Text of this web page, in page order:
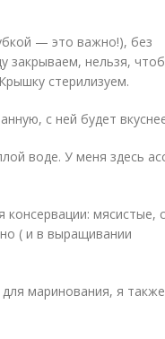
— это важно!), без
закрываем, нельзя,
стерилизуем.
с ней будет
воде. У меня здесь
мясистые,
( и в выращивании
маринования, я